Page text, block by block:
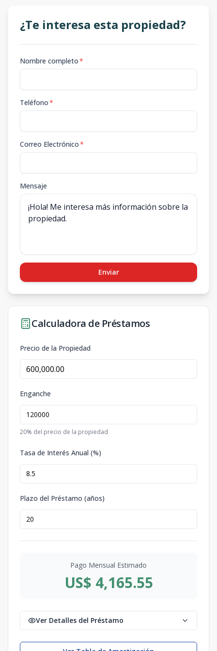
¿Te interesa esta propiedad?
Nombre completo*
Teléfono*
Correo Electrónico*
Mensaje
Enviar
Calculadora de Préstamos
Precio de la Propiedad
Enganche
20% del precio de la propiedad
Tasa de Interés Anual (%)
Plazo del Préstamo (años)
Pago Mensual Estimado
US$ 4,165.55
Ver Detalles del Préstamo